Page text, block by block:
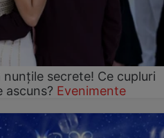
secrete! Ce cupluri
ascuns? Evenimente